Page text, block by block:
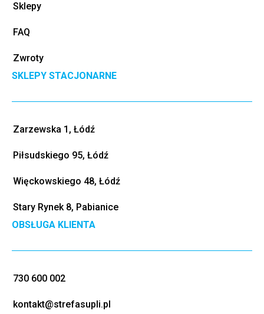
Sklepy
FAQ
Zwroty
SKLEPY STACJONARNE
Zarzewska 1, Łódź
Piłsudskiego 95, Łódź
Więckowskiego 48, Łódź
Stary Rynek 8, Pabianice
OBSŁUGA KLIENTA
730 600 002
kontakt@strefasupli.pl